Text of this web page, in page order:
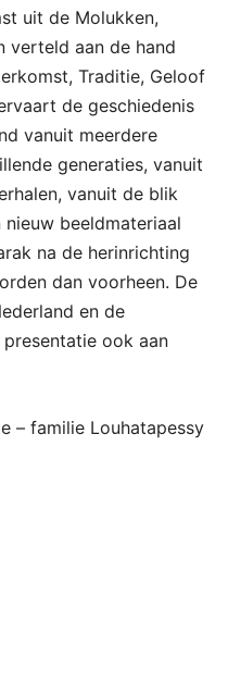
uit de Molukken,
verteld aan de hand
Traditie, Geloof
de geschiedenis
vanuit meerdere
generaties, vanuit
vanuit de blik
beeldmateriaal
na de herinrichting
dan voorheen. De
en de
ook aan
– familie Louhatapessy